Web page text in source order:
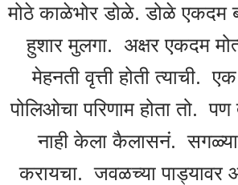
मोठे काळेभोर डोळे. डोळे एकदम
हुशार मुलगा. अक्षर एकदम
मेहनती वृत्ती होती त्याची.
पोलिओचा परिणाम होता तो.
नाही केला कैलासनं. सगळ्या
करायचा. जवळच्या पाड्यावर